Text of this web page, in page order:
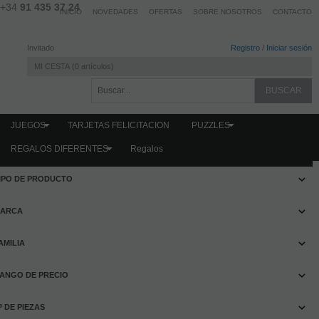
+34 91 435 37 24
Invitado Registro / Iniciar sesión
MI CESTA 0 artículos
INICIO NOVEDADES OFERTAS SOBRE NOSOTROS CONTACTO
JUEGOS TARJETAS FELICITACION PUZZLES
REGALOS DIFERENTES Regalos
DE PRODUCTO
DE PRECIO
DE PIEZAS